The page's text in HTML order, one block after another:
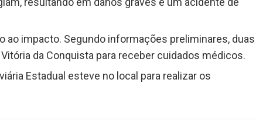
impacto. Segundo informações preliminares, duas
da Conquista para receber cuidados médicos.
Estadual esteve no local para realizar os